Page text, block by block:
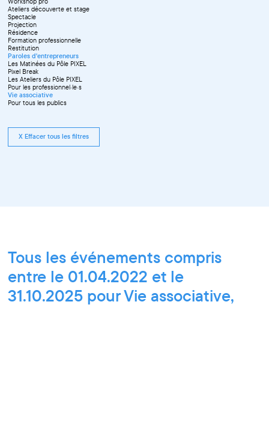
Ateliers découverte et stage
Spectacle
Projection
Résidence
Formation professionnelle
Restitution
Paroles d'entrepreneurs
Les Matinées du Pôle PIXEL
Pixel Break
Les Ateliers du Pôle PIXEL
Pour les professionnel·le·s
Vie associative
Pour tous les publics
X Effacer tous les filtres
Tous les événements compris
entre le 01.04.2022 et le
31.10.2025 pour Vie associative,